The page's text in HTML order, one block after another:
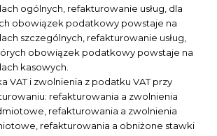
ogólnych, refakturowanie usług, dla
obowiązek podatkowy powstaje na
szczególnych, refakturowanie usług,
obowiązek podatkowy powstaje na
kasowych.
VAT i zwolnienia z podatku VAT przy
refakturowania a zwolnienia
refakturowania a zwolnienia
refakturowania a obniżone stawki